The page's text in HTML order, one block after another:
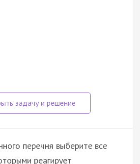
перечня выберите все
реагирует